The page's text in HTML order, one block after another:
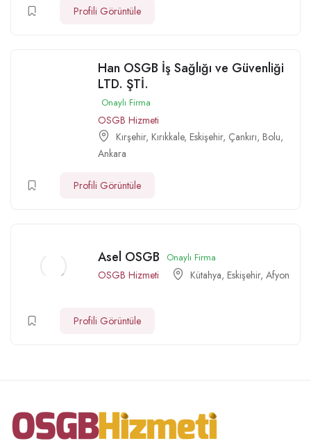
Profili Görüntüle
Han OSGB İş Sağlığı ve Güvenliği
LTD. ŞTİ.
Onaylı Firma
OSGB Hizmeti
Kırşehir, Kırıkkale, Eskişehir, Çankırı, Bolu,
Ankara
Profili Görüntüle
Asel OSGB Onaylı Firma
OSGB Hizmeti Kütahya, Eskişehir, Afyon
Profili Görüntüle